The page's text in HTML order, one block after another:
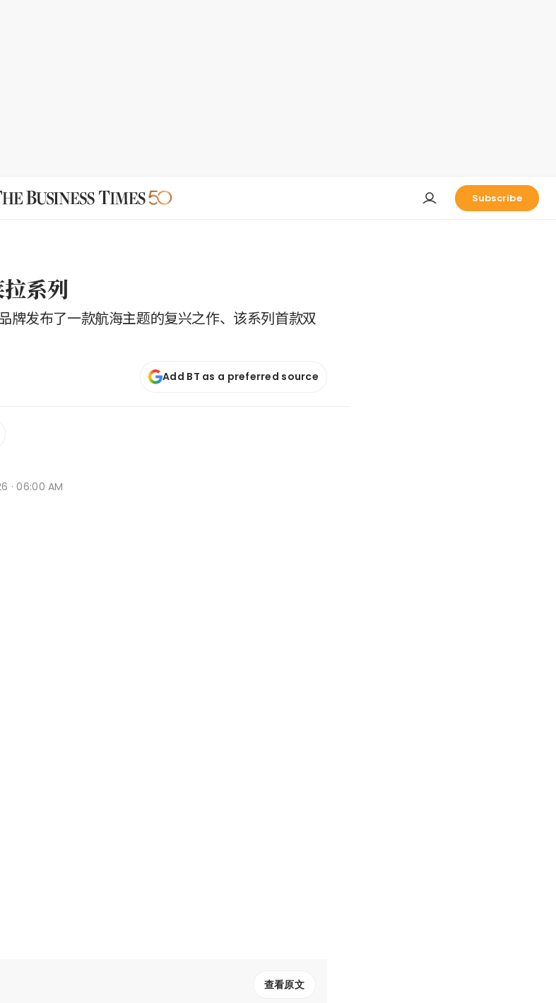
Subscribe
系列
牌发布了一款航海主题的复兴之作、该系列首款双
Add BT as a preferred source
· 06:00 AM
查看原文